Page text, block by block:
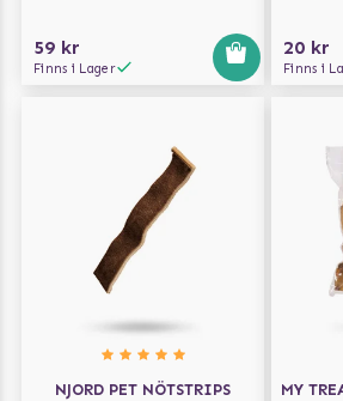
59 kr
Finns i Lager
20 kr
Finns i
NJORD PET NÖTSTRIPS
MY